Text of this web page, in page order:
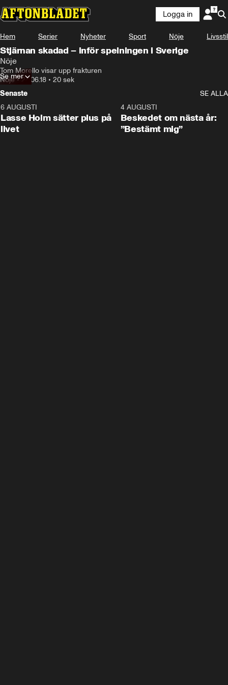
Logga in
Hem Serier Nyheter Sport Nöje Livsstil
Stjärnan skadad – inför spelningen i Sverige
Nöje
Tom Morello visar upp frakturen
Nöje•24.06.18 • 20 sek
Se mer
Senaste
SE ALLA
6 AUGUSTI
Lasse Holm sätter plus på
livet
4 AUGUSTI
Beskedet om nästa år:
”Bestämt mig”